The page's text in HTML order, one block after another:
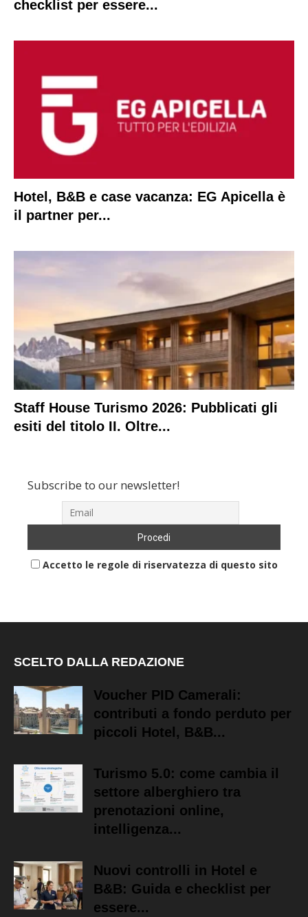
checklist per essere...
Hotel, B&B e case vacanza: EG Apicella è
il partner per...
Staff House Turismo 2026: Pubblicati gli
esiti del titolo II. Oltre...
Subscribe to our newsletter!
Accetto le regole di riservatezza di questo sito
SCELTO DALLA REDAZIONE
Voucher PID Camerali:
contributi a fondo perduto per
piccoli Hotel, B&B...
Turismo 5.0: come cambia il
settore alberghiero tra
prenotazioni online,
intelligenza...
Nuovi controlli in Hotel e
B&B: Guida e checklist per
essere...